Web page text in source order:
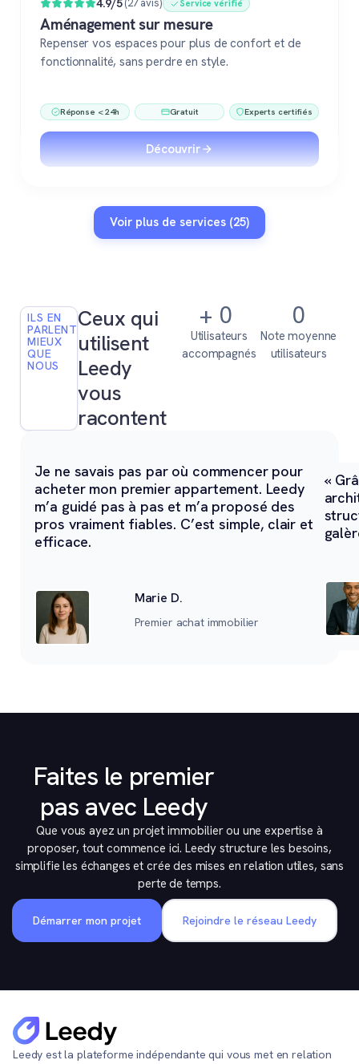
4.9/5 Service vérifié
Aménagement sur mesure
Repenser vos espaces pour plus de confort et de
fonctionnalité, sans perdre en style.
Réponse < 24h Gratuit Experts certifiés
Découvrir
Voir plus de services (25)
ILS EN
PARLENT
MIEUX
QUE
NOUS
Ceux qui
utilisent
Leedy
vous
racontent
+ 0
Utilisateurs
accompagnés
0
Note moyenne
utilisateurs
Je ne savais pas par où commencer pour
acheter mon premier appartement. Leedy
m’a guidé pas à pas et m’a proposé des
pros vraiment fiables. C’est simple, clair et
efficace.
Marie D.
Premier achat immobilier
«
Faites le premier
pas avec Leedy
Que vous ayez un projet immobilier ou une expertise à
proposer, tout commence ici. Leedy structure les besoins,
simplifie les échanges et crée des mises en relation utiles, sans
perte de temps.
Démarrer mon projet Rejoindre le réseau Leedy
Leedy est la plateforme indépendante qui vous met en relation